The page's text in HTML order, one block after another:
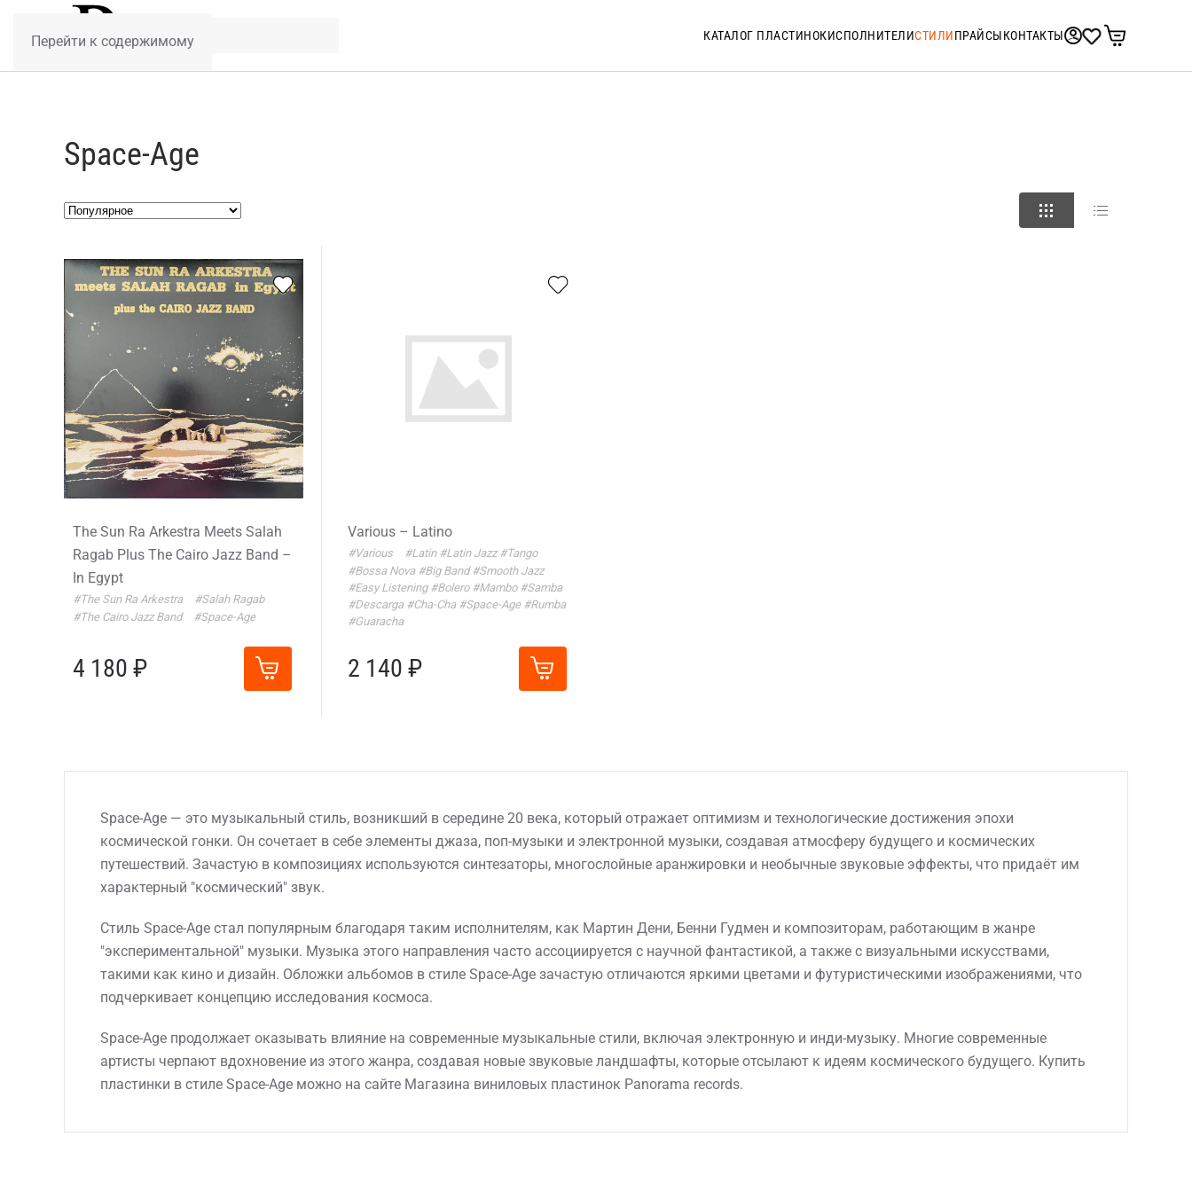
Перейти к содержимому КАТАЛОГ ПЛАСТИНОКИСПОЛНИТЕЛИСТИЛИПРАЙСЫКОНТАКТЫ
Space-Age
The Sun Ra Arkestra Meets Salah
Ragab Plus The Cairo Jazz Band –
In Egypt
#The Sun Ra Arkestra
#Salah Ragab
#The Cairo Jazz Band
#Space-Age
4 180 ₽
Various – Latino
#Various #Latin #Latin Jazz #Tango
#Bossa Nova #Big Band #Smooth Jazz
#Easy Listening #Bolero #Mambo #Samba
#Descarga #Cha-Cha #Space-Age #Rumba
#Guaracha
2 140 ₽
Space-Age — это музыкальный стиль, возникший в середине 20 века, который отражает оптимизм и технологические достижения эпохи
космической гонки. Он сочетает в себе элементы джаза, поп-музыки и электронной музыки, создавая атмосферу будущего и космических
путешествий. Зачастую в композициях используются синтезаторы, многослойные аранжировки и необычные звуковые эффекты, что придаёт им
характерный "космический" звук.
Стиль Space-Age стал популярным благодаря таким исполнителям, как Мартин Дени, Бенни Гудмен и композиторам, работающим в жанре
"экспериментальной" музыки. Музыка этого направления часто ассоциируется с научной фантастикой, а также с визуальными искусствами,
такими как кино и дизайн. Обложки альбомов в стиле Space-Age зачастую отличаются яркими цветами и футуристическими изображениями, что
подчеркивает концепцию исследования космоса.
Space-Age продолжает оказывать влияние на современные музыкальные стили, включая электронную и инди-музыку. Многие современные
артисты черпают вдохновение из этого жанра, создавая новые звуковые ландшафты, которые отсылают к идеям космического будущего. Купить
пластинки в стиле Space-Age можно на сайте Магазина виниловых пластинок Panorama records.